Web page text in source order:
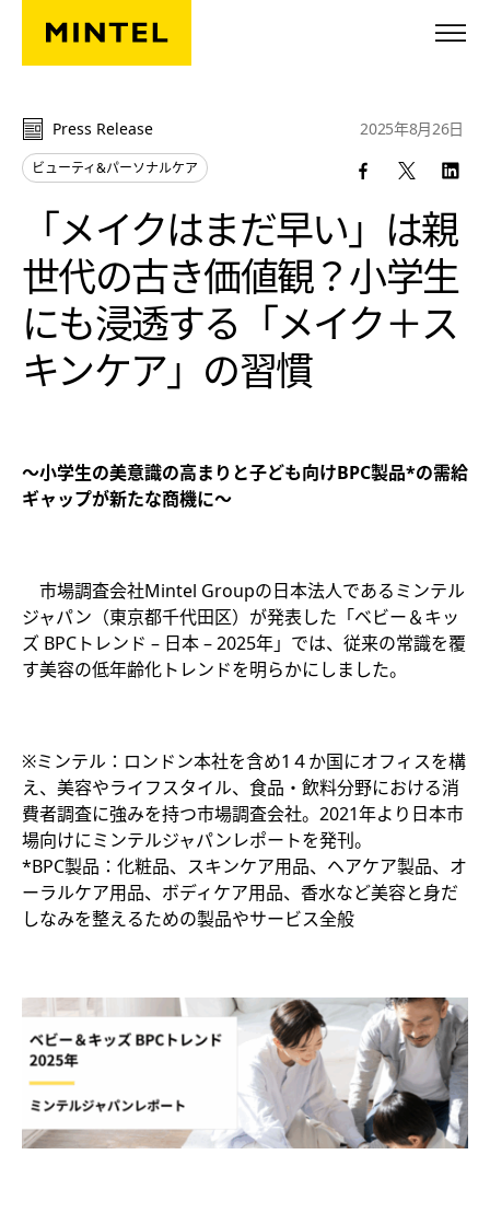
Skip to main content
Press Release
ビューティ&パーソナルケア
「メイクはまだ早い」は親
世代の古き価値観？小学生
にも浸透する「メイク＋ス
キンケア」の習慣
2025年8月26日
～小学生の美意識の高まりと子ども向けBPC製品*の需給
ギャップが新たな商機に～
市場調査会社Mintel Groupの日本法人であるミンテル
ジャパン（東京都千代田区）が発表した「ベビー＆キッ
ズ BPCトレンド – 日本 – 2025年」では、従来の常識を覆
す美容の低年齢化トレンドを明らかにしました。
※ミンテル：ロンドン本社を含め1４か国にオフィスを構
え、美容やライフスタイル、食品・飲料分野における消
費者調査に強みを持つ市場調査会社。2021年より日本市
場向けにミンテルジャパンレポートを発刊。
*BPC製品：化粧品、スキンケア用品、ヘアケア製品、オ
ーラルケア用品、ボディケア用品、香水など美容と身だ
しなみを整えるための製品やサービス全般